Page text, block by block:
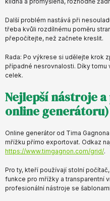
Další problém nastává při
třeba kvůli rozdílnému poměru
přepočítejte, než začnete kreslit.
Rada: Po výkrese si udělejte krok
případné nesrovnalosti. Díky tomu
celek.
Nejlepší nástroje
online generátoru)
Online generátor od Tima
mřížku přímo exportovat. Odkaz
https://www.timgagnon.com/grid/.
Pro ty, kteří používají stolní
funkce pro mřížky a transparentní
profesionální nástroje se